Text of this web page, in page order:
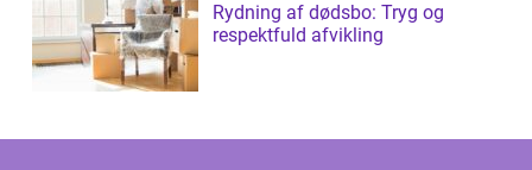
Rydning af dødsbo: Tryg og
respektfuld afvikling